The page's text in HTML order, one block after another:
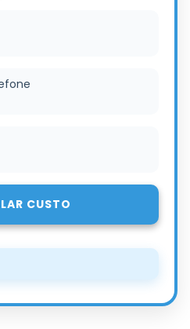
CUSTO